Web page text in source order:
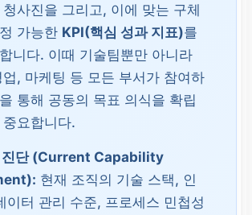
사진을 그리고, 이에 맞는 구체
가능한 KPI(핵심 성과 지표)를
니다. 이때 기술팀뿐만 아니라
, 마케팅 등 모든 부서가 참여하
통해 공동의 목표 의식을 확립
요합니다.
진단 (Current Capability
현재 조직의 기술 스택, 인
이터 관리 수준, 프로세스 민첩성